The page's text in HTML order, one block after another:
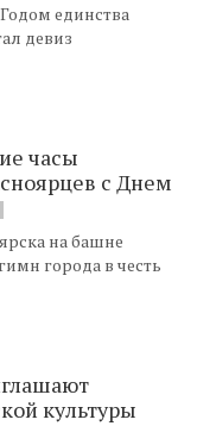
единства
девиз
часы
с Днем
на башне
города в честь
культуры